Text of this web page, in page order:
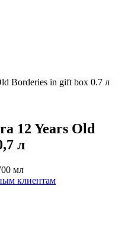
Borderies in gift box 0.7 л
12 Years Old
л
мл
клиентам